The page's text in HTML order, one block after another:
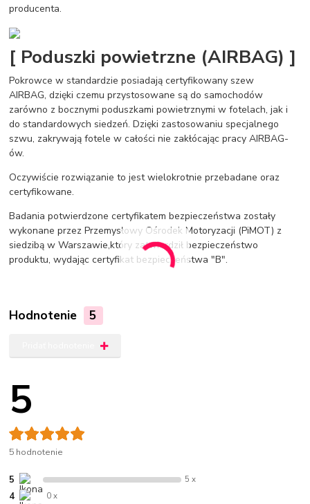
producenta.
[ Poduszki powietrzne (AIRBAG) ]
Pokrowce w standardzie posiadają certyfikowany szew
AIRBAG, dzięki czemu przystosowane są do samochodów
zarówno z bocznymi poduszkami powietrznymi w fotelach, jak i
do standardowych siedzeń. Dzięki zastosowaniu specjalnego
szwu, zakrywają fotele w całości nie zakłócając pracy AIRBAG-
ów.
Oczywiście rozwiązanie to jest wielokrotnie przebadane oraz
certyfikowane.
Badania potwierdzone certyfikatem bezpieczeństwa zostały
wykonane przez Przemysłowy Ośrodek Motoryzacji (PiMOT) z
siedzibą w Warszawie,który zatwierdził bezpieczeństwo
produktu, wydając certyfikat bezpieczeństwa "B".
Hodnotenie 5
5
5 hodnotenie
5 5 x
4 0 x